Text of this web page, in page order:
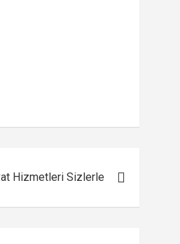
Hizmetleri Sizlerle